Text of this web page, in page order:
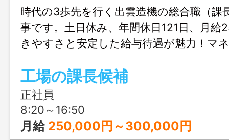
時代の3歩先を行く出雲造機の総合職（課
事です。土日休み、年間休日121日、月給
きやすさと安定した給与待遇が魅力！マ
が活かせます！
工場の課長候補
正社員
8:20～16:50
月給 250,000円～300,000円